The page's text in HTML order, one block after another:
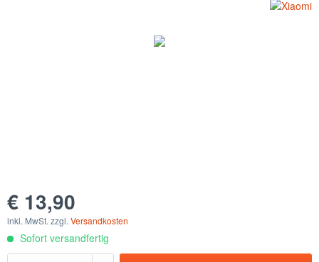
€ 13,90
inkl. MwSt. zzgl. Versandkosten
Sofort versandfertig